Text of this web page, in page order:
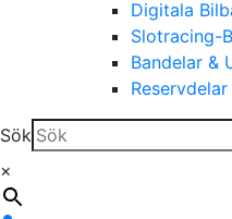
Digitala
Slotracing-
Bandelar &
Sök
×